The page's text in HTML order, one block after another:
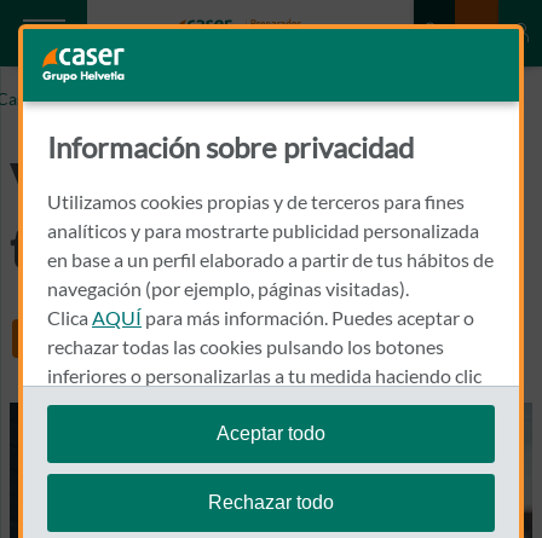
Valor declarado de tu moto
Valor declarado de
tu moto
Share
Información sobre privacidad
Utilizamos cookies propias y de terceros para fines
analíticos y para mostrarte publicidad personalizada
en base a un perfil elaborado a partir de tus hábitos de
navegación (por ejemplo, páginas visitadas).
Clica AQUÍ para más información. Puedes aceptar o
rechazar todas las cookies pulsando los botones
inferiores o personalizarlas a tu medida haciendo clic
en"configurar cookies".
Te recordamos que puedes modificar tus ajustes de
cookies en cualquier momento en la sección
Aceptar todo
Rechazar todo